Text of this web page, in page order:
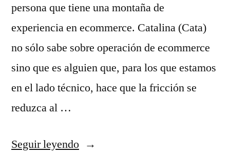
persona que tiene una montaña de
experiencia en ecommerce. Catalina (Cata)
no sólo sabe sobre operación de ecommerce
sino que es alguien que, para los que estamos
en el lado técnico, hace que la fricción se
reduzca al …
Seguir leyendo«S04E02